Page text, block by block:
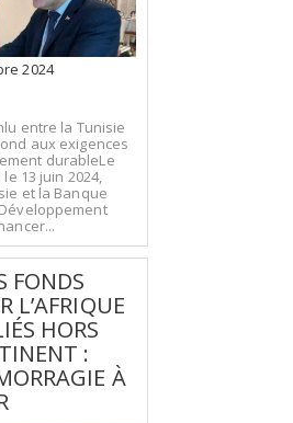
2024
entre la Tunisie
aux exigences
durableLe
13 juin 2024,
et la Banque
FONDS
L’AFRIQUE
HORS
:
À